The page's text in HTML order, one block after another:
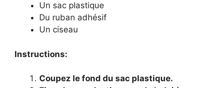
Un sac plastique
Du ruban adhésif
Un ciseau
Instructions:
Coupez le fond du sac plastique.